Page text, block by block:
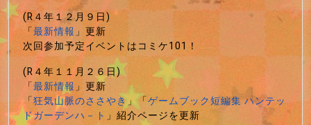
(R４年１２月９日)
「最新情報」更新
次回参加予定イベントはコミケ101！
(R４年１１月２６日)
「最新情報」更新
「狂気山脈のささやき」「ゲームブック短編集 ハンテッ
ドガーデンハ－ト 」紹介ページを更新